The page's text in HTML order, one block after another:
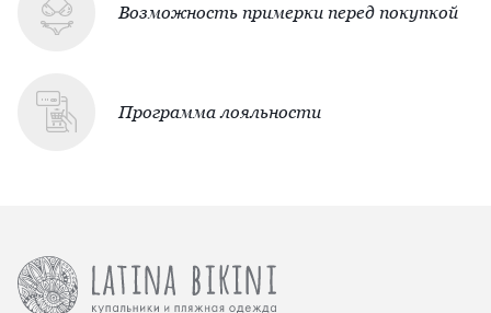
Возможность примерки перед покупкой
Программа лояльности